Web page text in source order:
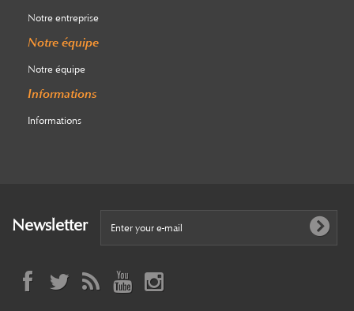
Notre entreprise
Notre équipe
Notre équipe
Informations
Informations
Newsletter